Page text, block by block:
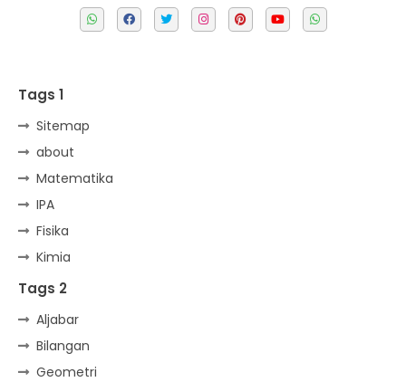
Tags 1
Sitemap
about
Matematika
IPA
Fisika
Kimia
Tags 2
Aljabar
Bilangan
Geometri